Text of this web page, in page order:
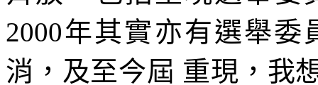
2000年其實亦有選舉委
消，及至今屆 重現，我